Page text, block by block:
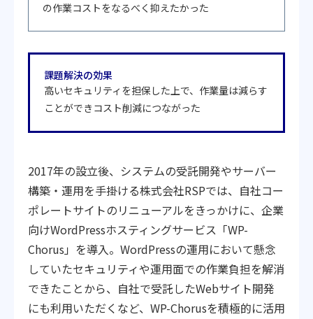
の作業コストをなるべく抑えたかった
課題解決の効果
高いセキュリティを担保した上で、作業量は減らす
ことができコスト削減につながった
2017年の設立後、システムの受託開発やサーバー
構築・運用を手掛ける株式会社RSPでは、自社コー
ポレートサイトのリニューアルをきっかけに、企業
向けWordPressホスティングサービス「WP-
Chorus」を導入。WordPressの運用において懸念
していたセキュリティや運用面での作業負担を解消
できたことから、自社で受託したWebサイト開発
にも利用いただくなど、WP-Chorusを積極的に活用